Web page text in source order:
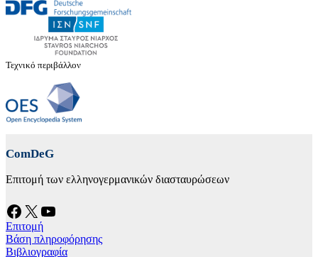
Τεχνικό περιβάλλον
ComDeG
Επιτομή των ελληνογερμανικών διασταυρώσεων
Facebook X YouTube
Επιτομή
Βάση πληροφόρησης
Βιβλιογραφία